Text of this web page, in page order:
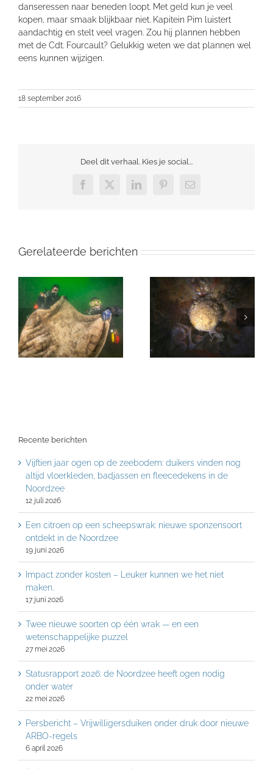
danseressen naar beneden loopt. Met geld kun je veel
kopen, maar smaak blijkbaar niet. Kapitein Pim luistert
aandachtig en stelt veel vragen. Zou hij plannen hebben
met de Cdt. Fourcault? Gelukkig weten we dat plannen wel
eens kunnen wijzigen.
18 september 2016
Deel dit verhaal. Kies je social...
Facebook
X LinkedInPinterest
E-
Gerelateerde berichten
Recente berichten
Vijftien jaar ogen op de zeebodem: duikers vinden nog
altijd vloerkleden, badjassen en fleecedekens in de
Noordzee
12 juli 2026
Een citroen op een scheepswrak: nieuwe sponzensoort
ontdekt in de Noordzee
19 juni 2026
Impact zonder kosten – Leuker kunnen we het niet
maken.
17 juni 2026
Twee nieuwe soorten op één wrak — en een
wetenschappelijke puzzel
27 mei 2026
Statusrapport 2026: de Noordzee heeft ogen nodig
onder water
22 mei 2026
Persbericht – Vrijwilligersduiken onder druk door nieuwe
ARBO-regels
6 april 2026